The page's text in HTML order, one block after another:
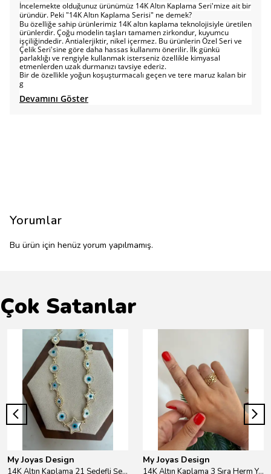
İncelemekte olduğunuz ürünümüz 14K Altın Kaplama Seri'mize ait bir
üründür. Peki "14K Altın Kaplama Serisi" ne demek?
Bu özelliğe sahip ürünlerimiz 14K altın kaplama teknolojisiyle üretilen
ürünlerdir. Çoğu modelin taşları tamamen zirkondur, kuyumcu
işçiliğindedir. Antialerjiktir, nikel içermez. Bu ürünlerin Özel Seri ve
Çelik Seri'sine göre daha hassas kullanımı önerilir. İlk günkü
parlaklığı ve rengiyle kullanmak isterseniz özellikle kimyasal
etmenlerden uzak durmanızı tavsiye ederiz.
Bir de özellikle yoğun koşuşturmacalı geçen ve tere maruz kalan bir
g
Devamını Göster
Yorumlar
Bu ürün için henüz yorum yapılmamış.
Çok Satanlar
My Joyas Design
14K Altın Kaplama 21 Sedefli Şekiller Kolye 46cm
My Joyas Design
14K Altın Kaplama 3 Sıra Herm Yüzük Gold